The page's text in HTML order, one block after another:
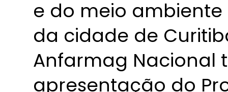
e do meio
da cidade de
Anfarmag Nacional
apresentação do